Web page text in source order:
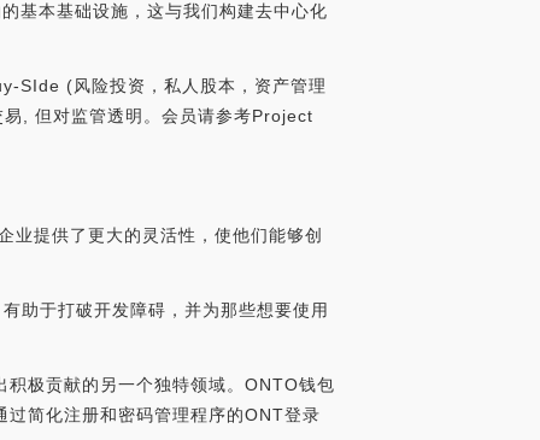
基本基础设施，这与我们构建去中心化
SIde (风险投资，私人股本，资产管理
, 但对监管透明。会员请参考Project
提供了更大的灵活性，使他们能够创
助于打破开发障碍，并为那些想要使用
极贡献的另一个独特领域。ONTO钱包
简化注册和密码管理程序的ONT登录